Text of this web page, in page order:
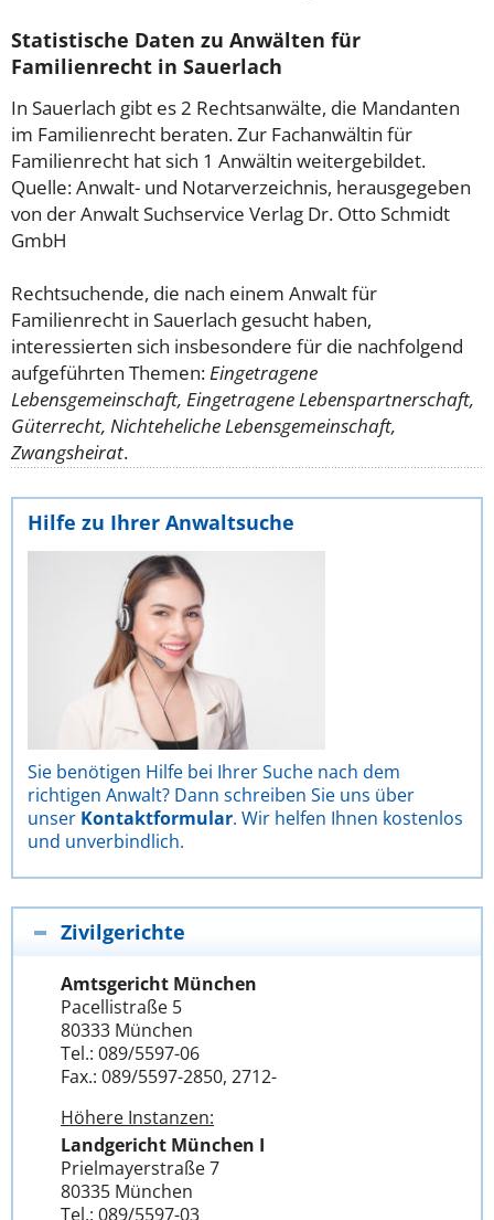
Statistische Daten zu Anwälten für
Familienrecht in Sauerlach
In Sauerlach gibt es 2 Rechtsanwälte, die Mandanten
im Familienrecht beraten. Zur Fachanwältin für
Familienrecht hat sich 1 Anwältin weitergebildet.
Quelle: Anwalt- und Notarverzeichnis, herausgegeben
von der Anwalt Suchservice Verlag Dr. Otto Schmidt
GmbH
Rechtsuchende, die nach einem Anwalt für
Familienrecht in Sauerlach gesucht haben,
interessierten sich insbesondere für die nachfolgend
aufgeführten Themen:Eingetragene
Lebensgemeinschaft, Eingetragene Lebenspartnerschaft,
Güterrecht, Nichteheliche Lebensgemeinschaft,
Zwangsheirat.
Hilfe zu Ihrer Anwaltsuche
Sie benötigen Hilfe bei Ihrer Suche nach dem
richtigen Anwalt? Dann schreiben Sie uns über
unser Kontaktformular. Wir helfen Ihnen kostenlos
und unverbindlich.
Zivilgerichte
Amtsgericht München
Pacellistraße 5
80333 München
Tel.: 089/5597-06
Fax.: 089/5597-2850, 2712-
Höhere Instanzen:
Landgericht München I
Prielmayerstraße 7
80335 München
Tel.: 089/5597-03